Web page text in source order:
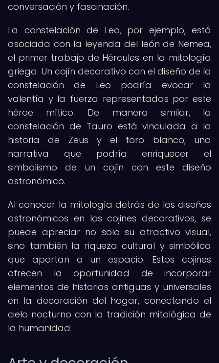
conversación y fascinación.
La constelación de Leo, por ejemplo, está
asociada con la leyenda del león de Nemea,
el primer trabajo de Hércules en la mitología
griega. Un cojín decorativo con el diseño de la
constelación de Leo podría evocar la
valentía y la fuerza representadas por este
héroe mítico. De manera similar, la
constelación de Tauro está vinculada a la
historia de Zeus y el toro blanco, una
narrativa que podría enriquecer el
simbolismo de un cojín con este diseño
astronómico.
Al conocer la mitología detrás de los diseños
astronómicos en los cojines decorativos, se
puede apreciar no solo su atractivo visual,
sino también la riqueza cultural y simbólica
que aportan a un espacio. Estos cojines
ofrecen la oportunidad de incorporar
elementos de historias antiguas y universales
en la decoración del hogar, conectando el
cielo nocturno con la tradición mitológica de
la humanidad.